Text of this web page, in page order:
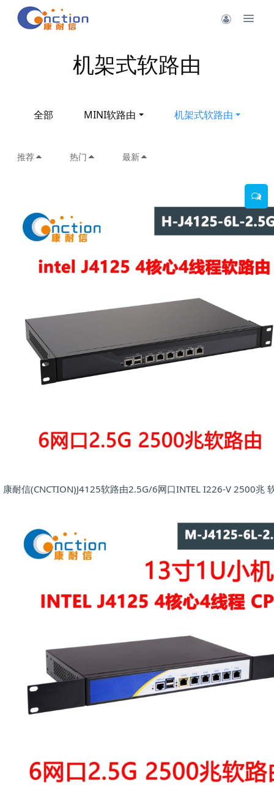
机架式软路由
全部 MINI软路由 机架式软路由
推荐 热门 最新
康耐信(CNCTION)J4125软路由2.5G/6网口INTEL I226-V 2500兆